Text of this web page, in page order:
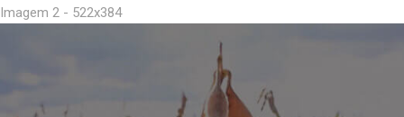
Imagem 2 - 522x384